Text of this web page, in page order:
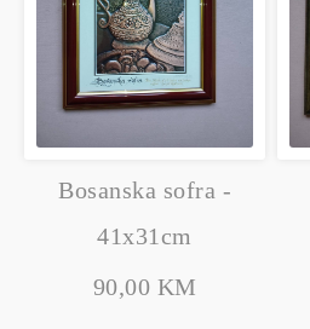
Bosanska sofra -
41x31cm
90,00 KM